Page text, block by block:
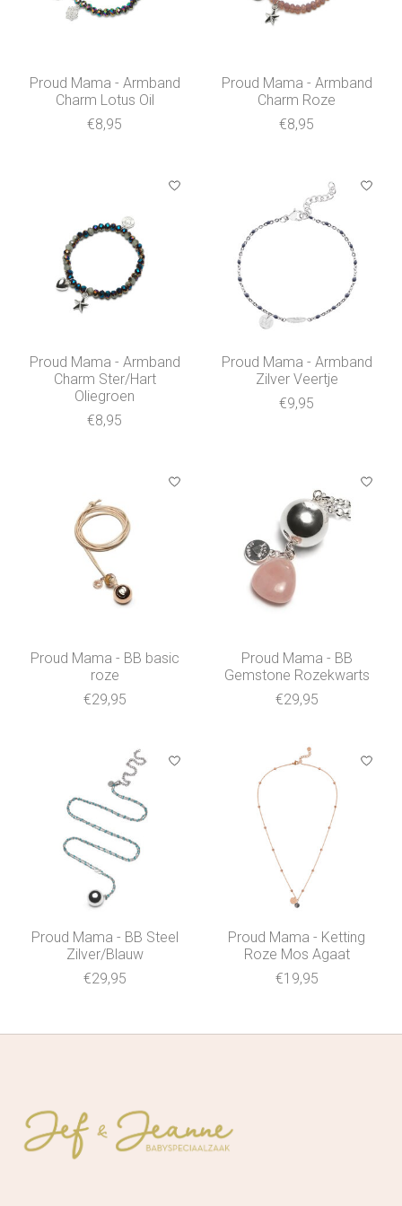
Proud Mama - Armband
Charm Lotus Oil
€8,95
Proud Mama - Armband
Charm Roze
€8,95
Proud Mama - Armband
Charm Ster/Hart
Oliegroen
€8,95
Proud Mama - Armband
Zilver Veertje
€9,95
Proud Mama - BB basic
roze
€29,95
Proud Mama - BB
Gemstone Rozekwarts
€29,95
Proud Mama - BB Steel
Zilver/Blauw
€29,95
Proud Mama - Ketting
Roze Mos Agaat
€19,95